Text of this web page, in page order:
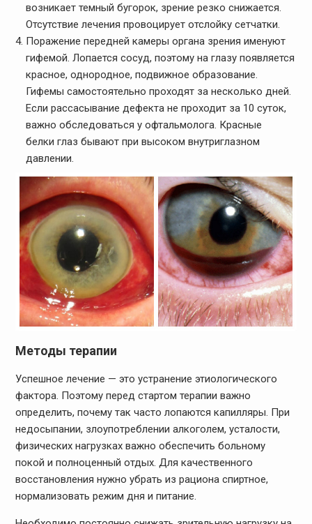
возникает темный бугорок, зрение резко снижается.
Отсутствие лечения провоцирует отслойку сетчатки.
Поражение передней камеры органа зрения именуют
гифемой. Лопается сосуд, поэтому на глазу появляется
красное, однородное, подвижное образование.
Гифемы самостоятельно проходят за несколько дней.
Если рассасывание дефекта не проходит за 10 суток,
важно обследоваться у офтальмолога. Красные
белки глаз бывают при высоком внутриглазном
давлении.
Методы терапии
Успешное лечение — это устранение этиологического
фактора. Поэтому перед стартом терапии важно
определить, почему так часто лопаются капилляры. При
недосыпании, злоупотреблении алкоголем, усталости,
физических нагрузках важно обеспечить больному
покой и полноценный отдых. Для качественного
восстановления нужно убрать из рациона спиртное,
нормализовать режим дня и питание.